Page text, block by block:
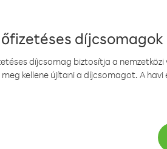
díjcsomagok
díjcsomag biztosítja a
kellene újítani a díjcsomagot. A